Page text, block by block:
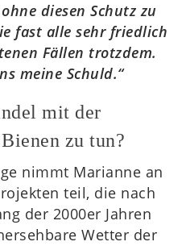
diesen Schutz zu
fast alle sehr fried­lich
Fällen trotz­dem.
meine Schuld.“
mit der
zu tun?
nimmt Mari­an­ne an
teil, die nach
der 2000er Jahren
Wetter der